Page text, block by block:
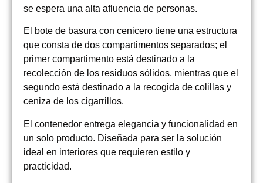
se espera una alta afluencia de personas.
El bote de basura con cenicero tiene una estructura
que consta de dos compartimentos separados; el
primer compartimento está destinado a la
recolección de los residuos sólidos, mientras que el
segundo está destinado a la recogida de colillas y
ceniza de los cigarrillos.
El contenedor entrega elegancia y funcionalidad en
un solo producto. Diseñada para ser la solución
ideal en interiores que requieren estilo y
practicidad.